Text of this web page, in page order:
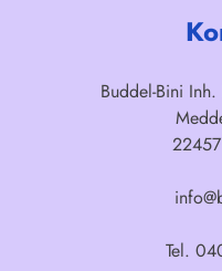
Buddel-Bini
Tel.